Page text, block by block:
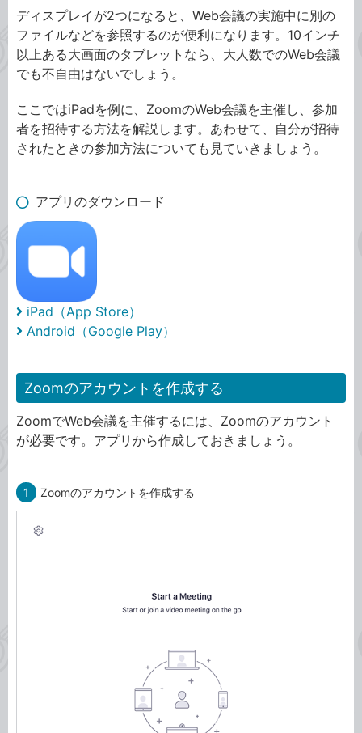
ディスプレイが2つになると、Web会議の実施中に別の
ファイルなどを参照するのが便利になります。10インチ
以上ある大画面のタブレットなら、大人数でのWeb会議
でも不自由はないでしょう。
ここではiPadを例に、ZoomのWeb会議を主催し、参加
者を招待する方法を解説します。あわせて、自分が招待
されたときの参加方法についても見ていきましょう。
アプリのダウンロード
iPad（App Store）
Android（Google Play）
Zoomのアカウントを作成する
ZoomでWeb会議を主催するには、Zoomのアカウント
が必要です。アプリから作成しておきましょう。
1 Zoomのアカウントを作成する